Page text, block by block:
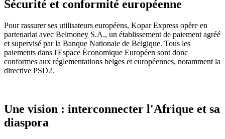
Sécurité et conformité européenne
Pour rassurer ses utilisateurs européens, Kopar Express opère en
partenariat avec Belmoney S.A., un établissement de paiement agréé
et supervisé par la Banque Nationale de Belgique. Tous les
paiements dans l'Espace Économique Européen sont donc
conformes aux réglementations belges et européennes, notamment la
directive PSD2.
Une vision : interconnecter l'Afrique et sa
diaspora